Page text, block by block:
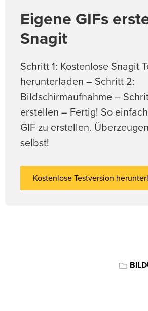
Eigene GIFs
Snagit
Schritt 1: Kostenlose Snagit
herunterladen – Schritt 2:
Bildschirmaufnahme –
erstellen – Fertig! So
GIF zu erstellen.
selbst!
Kostenlose Testversion